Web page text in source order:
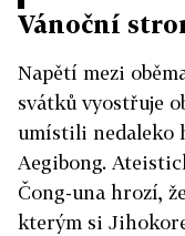
Vánoční
Napětí mezi
svátků vyostřuje
umístili nedaleko
Aegibong.
Čong-una hrozí,
kterým si